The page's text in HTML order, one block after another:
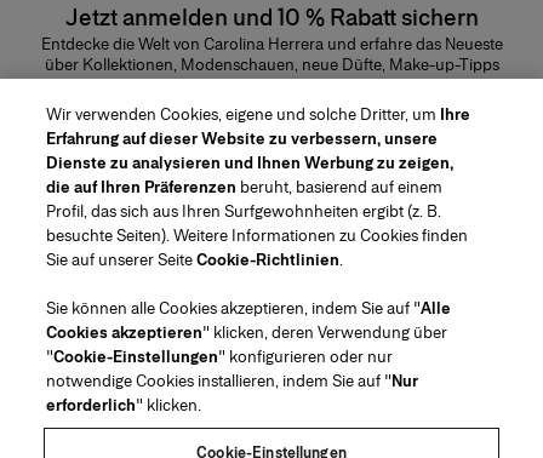
Jetzt anmelden und 10 % Rabatt sichern
Entdecke die Welt von Carolina Herrera und erfahre das Neueste
über Kollektionen, Modenschauen, neue Düfte, Make-up-Tipps
und vieles mehr.
E-Mail-Adresse
ABSENDEN
Kundenservice
Geschäft finden
Kontaktiere uns
Beauty Versand und Rücksendungen
Meine Bestellung zurücksenden
Über uns
House of Herrera
Stellenangebote
Wir verwenden Cookies, eigene und solche Dritter, um Ihre
Erfahrung auf dieser Website zu verbessern, unsere
Dienste zu analysieren und Ihnen Werbung zu zeigen,
die auf Ihren Präferenzen beruht, basierend auf einem
Profil, das sich aus Ihren Surfgewohnheiten ergibt (z. B.
besuchte Seiten). Weitere Informationen zu Cookies finden
Sie auf unserer SeiteCookie-Richtlinien.
Sie können alle Cookies akzeptieren, indem Sie auf "Alle
Cookies akzeptieren" klicken, deren Verwendung über
"Cookie-Einstellungen" konfigurieren oder nur
notwendige Cookies installieren, indem Sie auf "Nur
erforderlich" klicken.
Cookie-Einstellungen